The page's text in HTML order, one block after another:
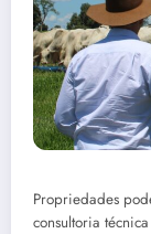
Propriedades
consultoria